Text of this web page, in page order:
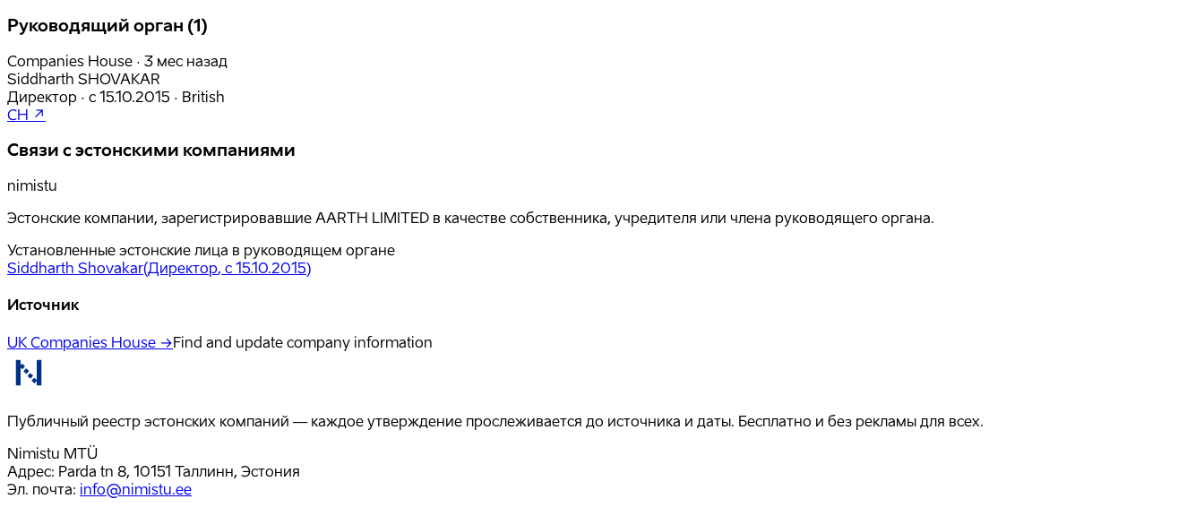
Руководящий орган (1)
Companies House · 3 мес назад
Siddharth SHOVAKAR
Директор · с 15.10.2015 · British
CH ↗
Связи с эстонскими компаниями
nimistu
Эстонские компании, зарегистрировавшие AARTH LIMITED в качестве собственника, учредителя или члена руководящего органа.
Установленные эстонские лица в руководящем органе
Siddharth Shovakar(Директор, с 15.10.2015)
Источник
UK Companies House →Find and update company information
Публичный реестр эстонских компаний — каждое утверждение прослеживается до источника и даты. Бесплатно и без рекламы для всех.
Nimistu MTÜ
Адрес: Parda tn 8, 10151 Таллинн, Эстония
Эл. почта: info@nimistu.ee